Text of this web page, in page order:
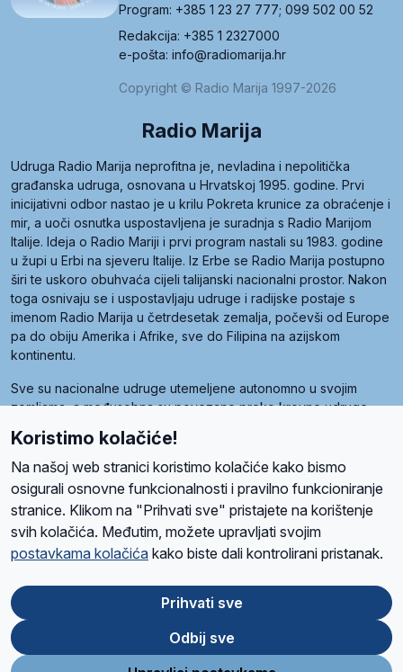
Program: +385 1 23 27 777; 099 502 00 52
Redakcija: +385 1 2327000
e-pošta: info@radiomarija.hr
Copyright © Radio Marija 1997-2026
Radio Marija
Udruga Radio Marija neprofitna je, nevladina i nepolitička
građanska udruga, osnovana u Hrvatskoj 1995. godine. Prvi
inicijativni odbor nastao je u krilu Pokreta krunice za obraćenje i
mir, a uoči osnutka uspostavljena je suradnja s Radio Marijom
Italije. Ideja o Radio Mariji i prvi program nastali su 1983. godine
u župi u Erbi na sjeveru Italije. Iz Erbe se Radio Marija postupno
širi te uskoro obuhvaća cijeli talijanski nacionalni prostor. Nakon
toga osnivaju se i uspostavljaju udruge i radijske postaje s
imenom Radio Marija u četrdesetak zemalja, počevši od Europe
pa do obiju Amerika i Afrike, sve do Filipina na azijskom
kontinentu.
Sve su nacionalne udruge utemeljene autonomno u svojim
zemljama, a međusobna su povezane preko krovne udruge
Radio Maria). Svjetsku obitelj utemeljilo je sedam članica, među
kojima je i hrvatska Udruga Radio Marija.
O namaRadio ProgramVolonteriPrijateljiKontaktPravila privatnosti
Ova stranica je zaštićena Google reCAPTCHA sustavom
Store
Google
Play
Koristimo kolačiće!
Na našoj web stranici koristimo kolačiće kako bismo
osigurali osnovne funkcionalnosti i pravilno funkcioniranje
stranice. Klikom na "Prihvati sve" pristajete na korištenje
svih kolačića. Međutim, možete upravljati svojim
postavkama kolačića kako biste dali kontrolirani pristanak.
Prihvati sve
Odbij sve